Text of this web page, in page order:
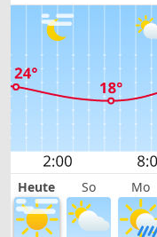
Heute So Mo